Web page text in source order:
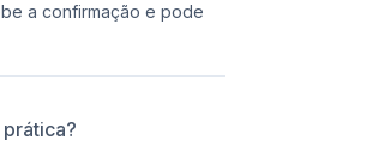
a confirmação e pode